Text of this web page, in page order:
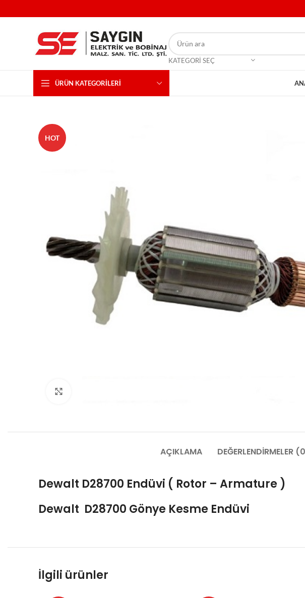
KATEGORI SEÇ
ÜRÜN KATEGORILERI
HOT
AÇIKLAMA DEĞERLENDIRMELER
Dewalt D28700 Endüvi ( Rotor – Armature )
Dewalt D28700 Gönye Kesme Endüvi
İlgili ürünler